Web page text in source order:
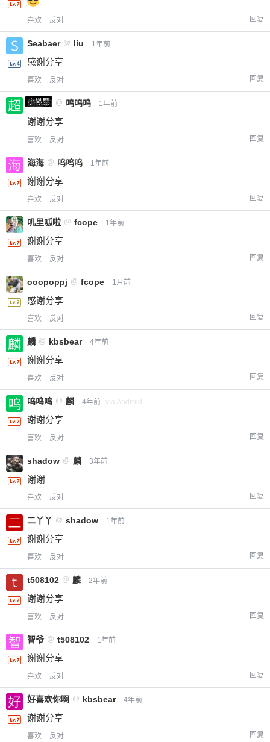
喜欢 反对 回复
Seabaer @ liu 1年前
感谢分享
喜欢 反对 回复
小黑屋
超凶的 @ 呜呜呜 1年前
谢谢分享
喜欢 反对 回复
海海 @ 呜呜呜 1年前
谢谢分享
喜欢 反对 回复
叽里呱啦 @ fcope 1年前
谢谢分享
喜欢 反对 回复
ooopoppj @ fcope 1月前
感谢分享
喜欢 反对 回复
麟 @ kbsbear 4年前
谢谢分享
喜欢 反对 回复
呜呜呜 @ 麟 4年前 via Android
谢谢分享
喜欢 反对 回复
shadow @ 麟 3年前
谢谢
喜欢 反对 回复
二丫丫 @ shadow 1年前
谢谢分享
喜欢 反对 回复
t508102 @ 麟 2年前
谢谢分享
喜欢 反对 回复
智爷 @ t508102 1年前
谢谢分享
喜欢 反对 回复
好喜欢你啊 @ kbsbear 4年前
谢谢分享
喜欢 反对 回复